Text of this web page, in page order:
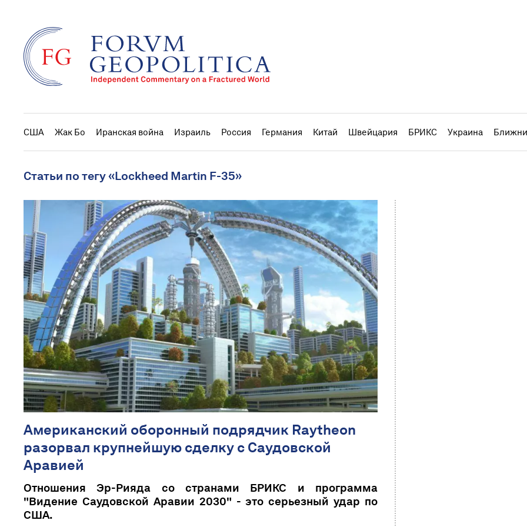
США Жак Бо Иранская война Израиль Россия Германия Китай Швейцария БРИКС Украина
Статьи по тегу «Lockheed Martin F-35»
Американский оборонный подрядчик Raytheon
разорвал крупнейшую сделку с Саудовской
Аравией
Отношения Эр-Рияда со странами БРИКС и программа
"Видение Саудовской Аравии 2030" - это серьезный удар по
США.